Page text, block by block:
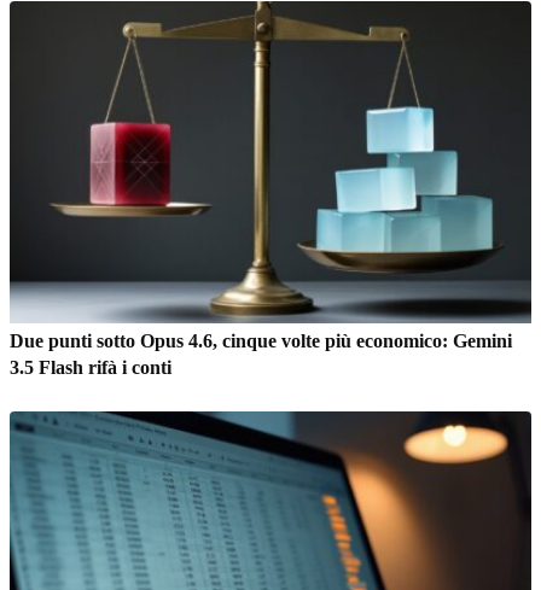
Due punti sotto Opus 4.6, cinque volte più economico: Gemini
3.5 Flash rifà i conti